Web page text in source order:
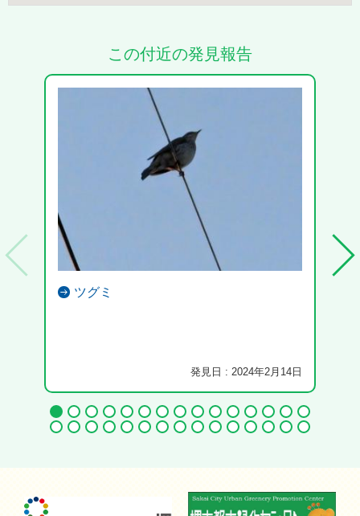
この付近の発見報告
ツグミ
発見日 : 2024年2月14日